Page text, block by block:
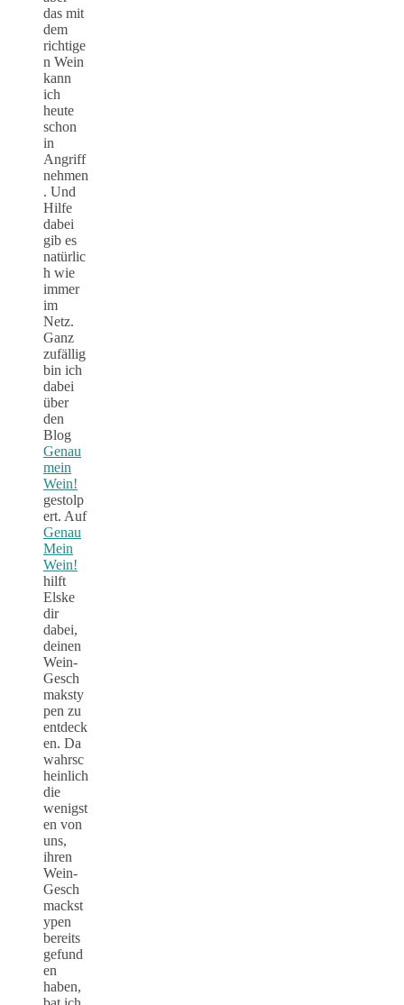
das mit
dem
richtige
n Wein
kann
ich
heute
schon
in
Angriff
nehmen
. Und
Hilfe
dabei
gib es
natürlic
h wie
immer
im
Netz.
Ganz
zufällig
bin ich
dabei
über
den
Blog
Genau
mein
Wein!
gestolp
ert. Auf
Genau
Mein
Wein!
hilft
Elske
dir
dabei,
deinen
Wein-
Gesch
maksty
pen zu
entdeck
en. Da
wahrsc
heinlich
die
wenigst
en von
uns,
ihren
Wein-
Gesch
mackst
ypen
bereits
gefund
en
haben,